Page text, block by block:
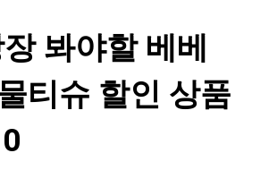
봐야할 베베
티슈 할인 상품